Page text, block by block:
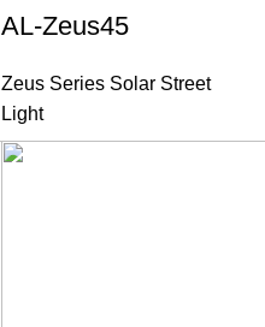
AL-Zeus45
Zeus Series Solar Street
Light